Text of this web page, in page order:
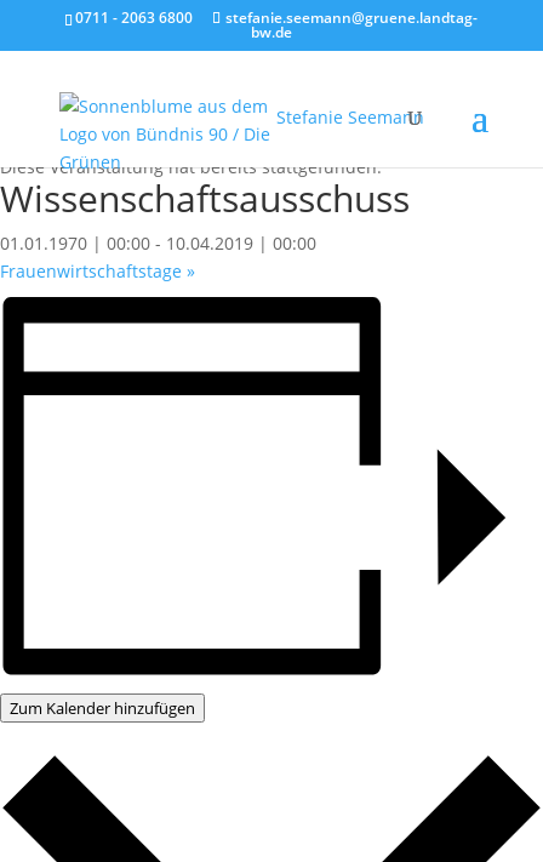
0711 - 2063 6800 stefanie.seemann@gruene.landtag-
bw.de
Stefanie Seemann
« Alle Veranstaltungen
Diese Veranstaltung hat bereits stattgefunden.
Wissenschaftsausschuss
01.01.1970 | 00:00 - 10.04.2019 | 00:00
Frauenwirtschaftstage »
Zum Kalender hinzufügen